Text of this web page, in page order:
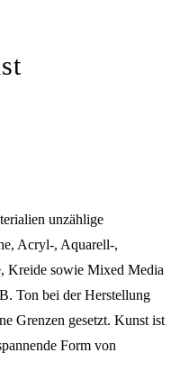
unzählige
Acryl-, Aquarell-,
Kreide sowie Mixed Media
Ton bei der Herstellung
Grenzen gesetzt. Kunst ist
Form von